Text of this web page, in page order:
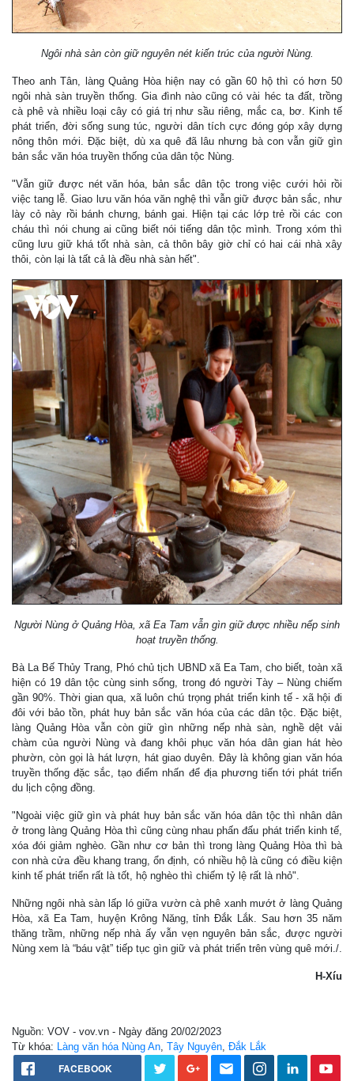
Ngôi nhà sàn còn giữ nguyên nét kiến trúc của người Nùng.
Theo anh Tân, làng Quảng Hòa hiện nay có gần 60 hộ thì có hơn 50
ngôi nhà sàn truyền thống. Gia đình nào cũng có vài héc ta đất, trồng
cà phê và nhiều loại cây có giá trị như sầu riêng, mắc ca, bơ. Kinh tế
phát triển, đời sống sung túc, người dân tích cực đóng góp xây dựng
nông thôn mới. Đặc biệt, dù xa quê đã lâu nhưng bà con vẫn giữ gìn
bản sắc văn hóa truyền thống của dân tộc Nùng.
"Vẫn giữ được nét văn hóa, bản sắc dân tộc trong việc cưới hỏi rồi
việc tang lễ. Giao lưu văn hóa văn nghệ thì vẫn giữ được bản sắc, như
lày cỏ này rồi bánh chưng, bánh gai. Hiện tại các lớp trẻ rồi các con
cháu thì nói chung ai cũng biết nói tiếng dân tộc mình. Trong xóm thì
cũng lưu giữ khá tốt nhà sàn, cả thôn bây giờ chỉ có hai cái nhà xây
thôi, còn lại là tất cả là đều nhà sàn hết".
Người Nùng ở Quảng Hòa, xã Ea Tam vẫn gìn giữ được nhiều nếp sinh
hoạt truyền thống.
Bà La Bế Thủy Trang, Phó chủ tịch UBND xã Ea Tam, cho biết, toàn xã
hiện có 19 dân tộc cùng sinh sống, trong đó người Tày – Nùng chiếm
gần 90%. Thời gian qua, xã luôn chú trọng phát triển kinh tế - xã hội đi
đôi với bảo tồn, phát huy bản sắc văn hóa của các dân tộc. Đặc biệt,
làng Quảng Hòa vẫn còn giữ gìn những nếp nhà sàn, nghề dệt vải
chàm của người Nùng và đang khôi phục văn hóa dân gian hát hèo
phườn, còn gọi là hát lượn, hát giao duyên. Đây là không gian văn hóa
truyền thống đặc sắc, tạo điểm nhấn để địa phương tiến tới phát triển
du lịch cộng đồng.
"Ngoài việc giữ gìn và phát huy bản sắc văn hóa dân tộc thì nhân dân
ở trong làng Quảng Hòa thì cũng cùng nhau phấn đấu phát triển kinh tế,
xóa đói giảm nghèo. Gần như cơ bản thì trong làng Quảng Hòa thì bà
con nhà cửa đều khang trang, ổn định, có nhiều hộ là cũng có điều kiện
kinh tế phát triển rất là tốt, hộ nghèo thì chiếm tỷ lệ rất là nhỏ".
Những ngôi nhà sàn lấp ló giữa vườn cà phê xanh mướt ở làng Quảng
Hòa, xã Ea Tam, huyện Krông Năng, tỉnh Ðắk Lắk. Sau hơn 35 năm
thăng trầm, những nếp nhà ấy vẫn vẹn nguyên bản sắc, được người
Nùng xem là “báu vật” tiếp tục gìn giữ và phát triển trên vùng quê mới./.
H-Xíu
Nguồn: VOV - vov.vn - Ngày đăng 20/02/2023
Từ khóa:
Làng văn hóa Nùng An Tây Nguyên Đắk Lắk
FACEBOOK